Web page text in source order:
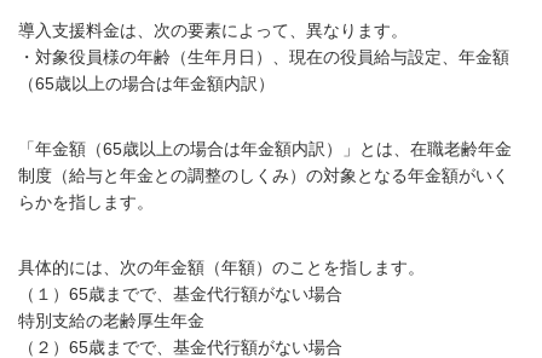
導入支援料金は、次の要素によって、異なります。
・対象役員様の年齢（生年月日）、現在の役員給与設定、年金額
（65歳以上の場合は年金額内訳）
「年金額（65歳以上の場合は年金額内訳）」とは、在職老齢年金
制度（給与と年金との調整のしくみ）の対象となる年金額がいく
らかを指します。
具体的には、次の年金額（年額）のことを指します。
（１）65歳までで、基金代行額がない場合
特別支給の老齢厚生年金
（２）65歳までで、基金代行額がない場合